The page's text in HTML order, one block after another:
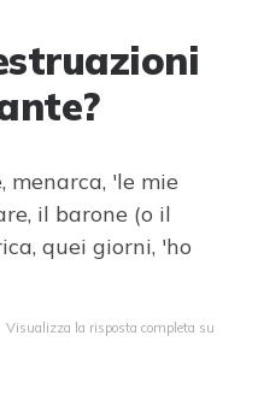
menarca, 'le mie
il barone (o il
quei giorni, 'ho
Visualizza la risposta completa su